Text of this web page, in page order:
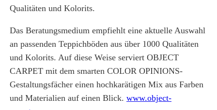
Qualitäten und Kolorits.
Das Beratungsmedium empfiehlt eine aktuelle Auswahl
an passenden Teppichböden aus über 1000 Qualitäten
und Kolorits. Auf diese Weise serviert OBJECT
CARPET mit dem smarten COLOR OPINIONS-
Gestaltungsfächer einen hochkarätigen Mix aus Farben
und Materialien auf einen Blick. www.object-